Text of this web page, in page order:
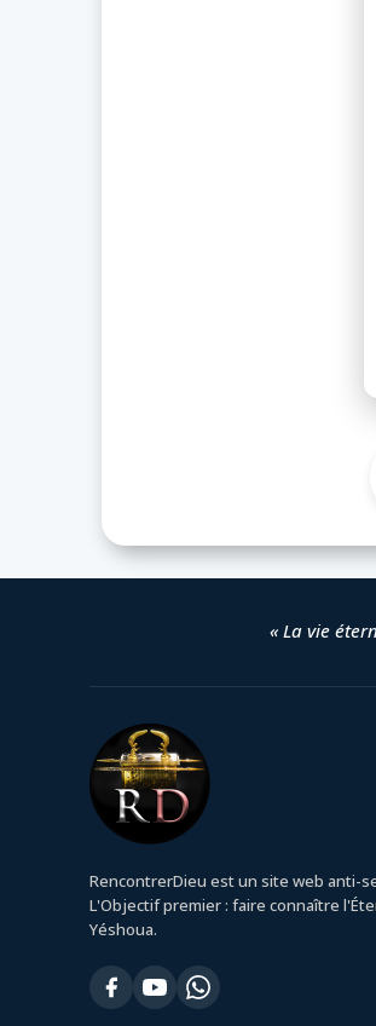
« La vie
RencontrerDieu est un site web anti-
L'Objectif premier : faire connaître
Yéshoua.